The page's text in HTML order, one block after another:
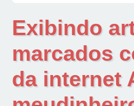
Exibindo
marcados
da internet